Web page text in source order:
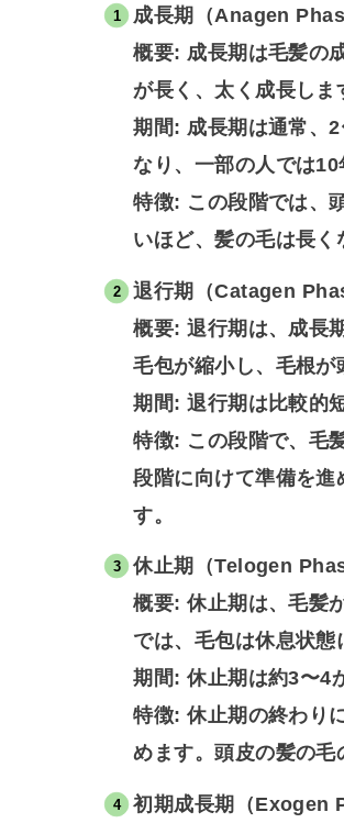
成長期（Anagen
概要: 成長期は毛髪の
が長く、太く成長しま
期間: 成長期は通常、
なり、一部の人では10
特徴: この段階では、
いほど、髪の毛は長く
退行期（Catagen
概要: 退行期は、成長
毛包が縮小し、毛根が
期間: 退行期は比較的
特徴: この段階で、毛
段階に向けて準備を進
す。
休止期（Telogen
概要: 休止期は、毛髪
では、毛包は休息状態
期間: 休止期は約3〜4
特徴: 休止期の終わり
めます。頭皮の髪の毛
初期成長期（Exogen